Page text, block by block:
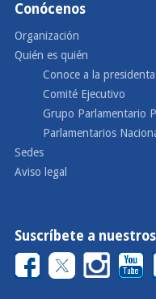
Conócenos
Organización
Quién es quién
Conoce a la
Comité Ejecutivo
Grupo Parlamentario
Parlamentarios
Sedes
Aviso legal
Suscríbete a